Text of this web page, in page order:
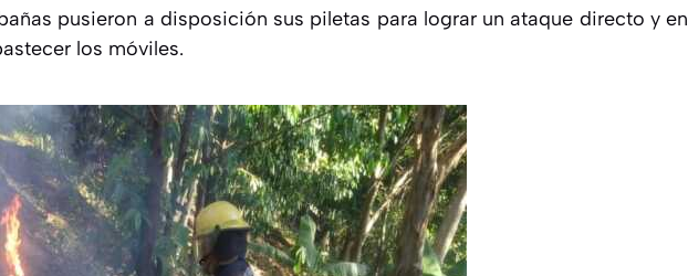
pusieron a disposición sus piletas para lograr un ataque directo y en
los móviles.